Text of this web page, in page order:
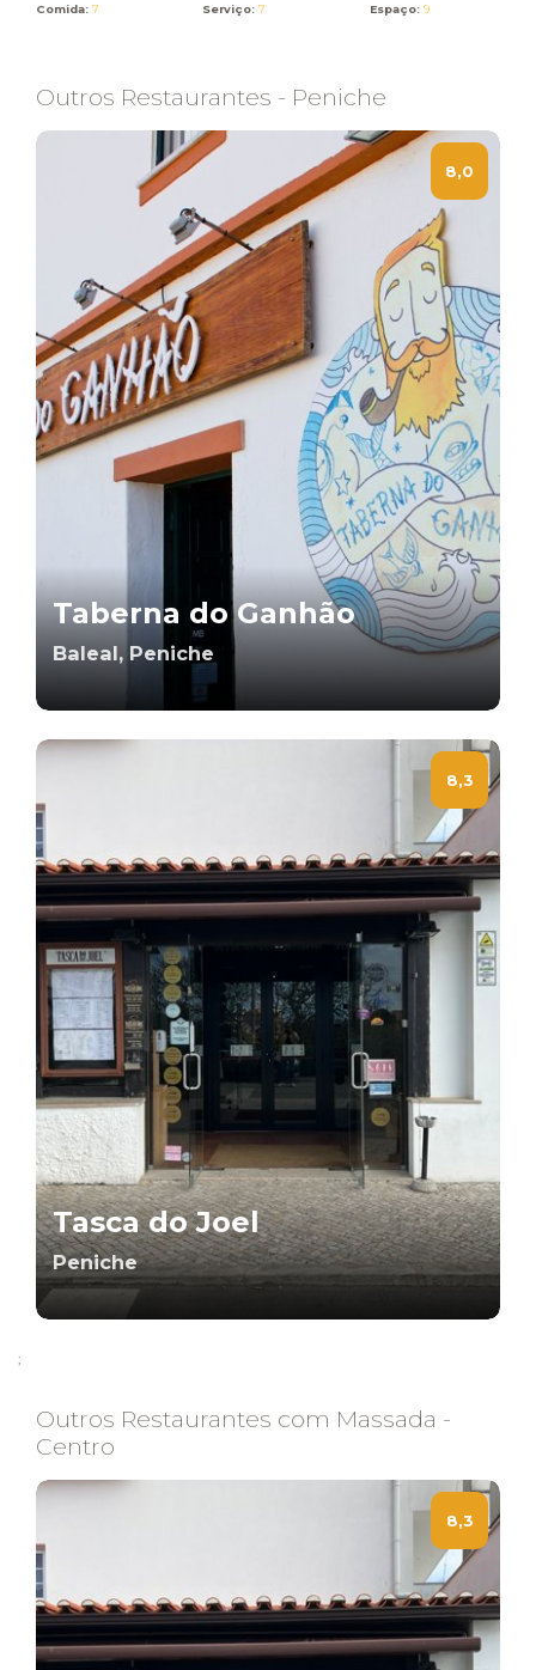
Comida: 7 Serviço: 7 Espaço: 9
Outros Restaurantes - Peniche
8,0
Taberna do Ganhão
Baleal, Peniche
8,3
Tasca do Joel
Peniche
;
Outros Restaurantes com Massada -
Centro
8,3